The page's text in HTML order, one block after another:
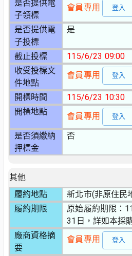
是否提供電
子領標
會員專用 登入
是否提供電
子投標
是
截止投標
115/6/23 09:00
收受投標文
件地點
會員專用 登入
開標時間
115/6/23 10:30
開標地點
會員專用 登入
是否須繳納
押標金
否
其他
履約地點
新北市(非原住民
履約期限
原始履約期限：
31日，詳如本採
廠商資格摘
要
會員專用 登入